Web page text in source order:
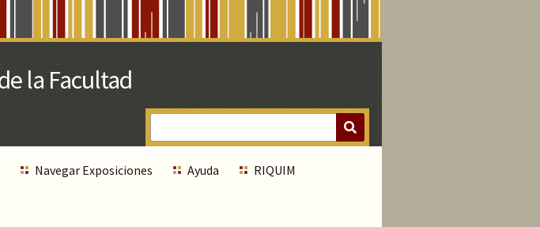
Navegar Exposiciones Ayuda RIQUIM